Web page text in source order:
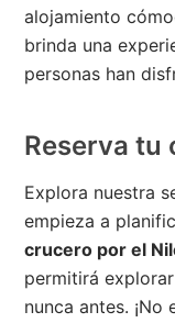
alojamiento
brinda una
personas han
Reserva tu
Explora nuestra
empieza a
crucero por el
permitirá
nunca antes. ¡No